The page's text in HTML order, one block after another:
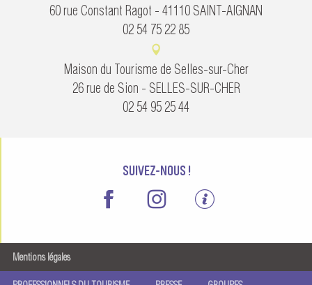
60 rue Constant Ragot - 41110 SAINT-AIGNAN
02 54 75 22 85
Maison du Tourisme de Selles-sur-Cher
26 rue de Sion - SELLES-SUR-CHER
02 54 95 25 44
SUIVEZ-NOUS !
Mentions légales